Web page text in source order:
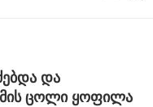
და
ცოლი ყოფილა